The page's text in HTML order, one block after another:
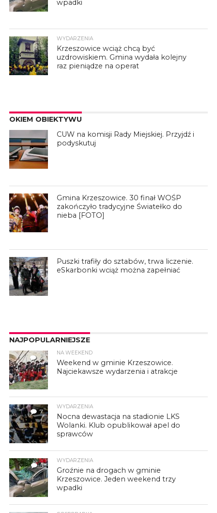
wpadki
WYDARZENIA
Krzeszowice wciąż chcą być
uzdrowiskiem. Gmina wydała kolejny
raz pieniądze na operat
OKIEM OBIEKTYWU
CUW na komisji Rady Miejskiej. Przyjdź i
podyskutuj
Gmina Krzeszowice. 30 finał WOŚP
zakończyło tradycyjne Światełko do
nieba [FOTO]
Puszki trafiły do sztabów, trwa liczenie.
eSkarbonki wciąż można zapełniać
NAJPOPULARNIEJSZE
4
NA WEEKEND
Weekend w gminie Krzeszowice.
Najciekawsze wydarzenia i atrakcje
7
WYDARZENIA
Nocna dewastacja na stadionie LKS
Wolanki. Klub opublikował apel do
sprawców
3
WYDARZENIA
Groźnie na drogach w gminie
Krzeszowice. Jeden weekend trzy
wpadki